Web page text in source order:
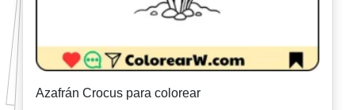
Azafrán Crocus para colorear